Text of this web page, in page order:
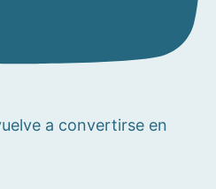
a convertirse en